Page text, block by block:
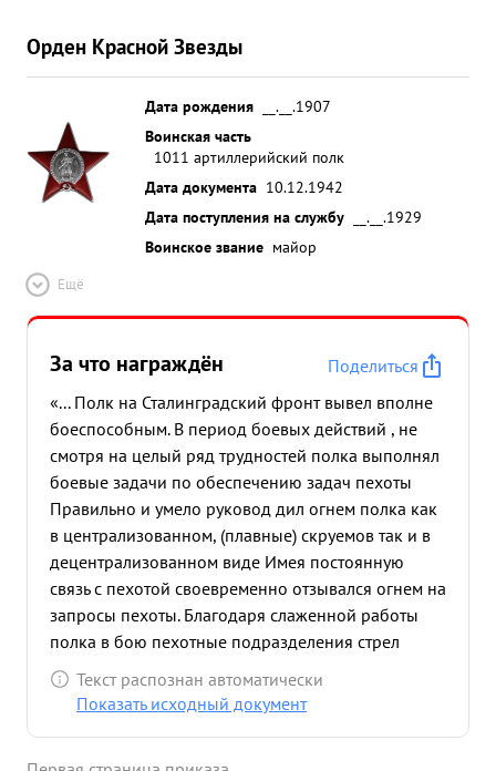
Орден Красной Звезды
Дата рождения
__.__.1907
Воинская часть
1011 артиллерийский полк
Дата документа 10.12.1942
Дата поступления на службу
__.__.1929
Воинское звание майор
Ещё
За что награждён
Поделиться
«... Полк на Сталинградский фронт вывел вполне
боеспособным. В период боевых действий , не
смотря на целый ряд трудностей полка выполнял
боевые задачи по обеспечению задач пехоты
Правильно и умело руковод дил огнем полка как
в централизованном, (плавные) скруемов так и в
децентрализованном виде Имея постоянную
связь с пехотой своевременно отзывался огнем на
запросы пехоты. Благодаря слаженной работы
полка в бою пехотные подразделения стрел
ковых полков дивизии находясь в трудных
условиях на высотах 154,2 и 143 ,8 всегда
Текст распознан автоматически
Показать исходный документ